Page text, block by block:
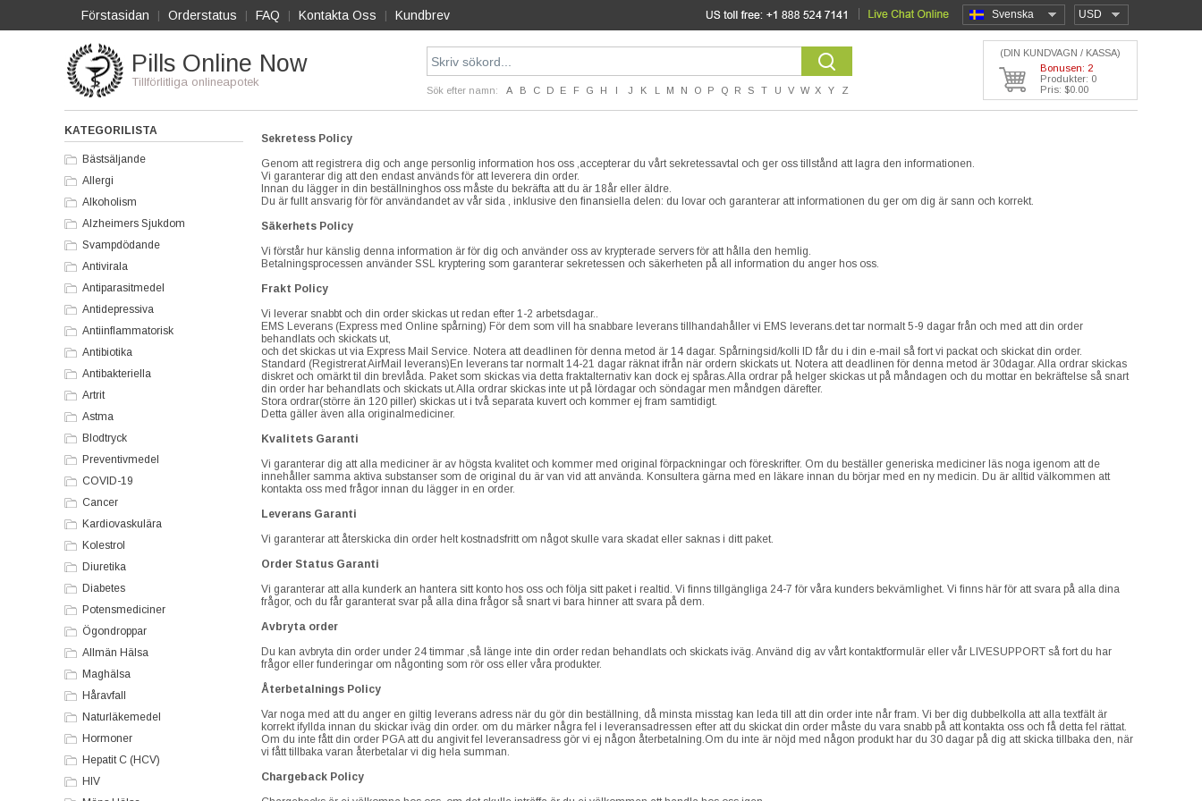
Förstasidan Orderstatus FAQ Kontakta Oss Kundbrev USD
Svenska
Pills Online Now
Tillförlitliga onlineapotek
Sök efter namn: A B C D E F G H I J K L M N O P Q R S T U V W X Y Z
(DIN KUNDVAGN / KASSA)
Bonusen: 2
Produkter: 0
Pris: $0.00
KATEGORILISTA
Bästsäljande
Allergi
Alkoholism
Alzheimers Sjukdom
Svampdödande
Antivirala
Antiparasitmedel
Antidepressiva
Antiinflammatorisk
Antibiotika
Antibakteriella
Artrit
Astma
Blodtryck
Preventivmedel
COVID-19
Cancer
Kardiovaskulära
Kolestrol
Diuretika
Diabetes
Potensmediciner
Ögondroppar
Allmän Hälsa
Maghälsa
Håravfall
Naturläkemedel
Hormoner
Hepatit C (HCV)
HIV
Sekretess Policy
Genom att registrera dig och ange personlig information hos oss ,accepterar du vårt sekretessavtal och ger oss tillstånd att lagra den informationen.
Vi garanterar dig att den endast används för att leverera din order.
Innan du lägger in din beställninghos oss måste du bekräfta att du är 18år eller äldre.
Du är fullt ansvarig för för användandet av vår sida , inklusive den finansiella delen: du lovar och garanterar att informationen du ger om dig är sann och korrekt.
Säkerhets Policy
Vi förstår hur känslig denna information är för dig och använder oss av krypterade servers för att hålla den hemlig.
Betalningsprocessen använder SSL kryptering som garanterar sekretessen och säkerheten på all information du anger hos oss.
Frakt Policy
Vi leverar snabbt och din order skickas ut redan efter 1-2 arbetsdagar..
EMS Leverans (Express med Online spårning) För dem som vill ha snabbare leverans tillhandahåller vi EMS leverans.det tar normalt 5-9 dagar från och med att din order
behandlats och skickats ut,
och det skickas ut via Express Mail Service. Notera att deadlinen för denna metod är 14 dagar. Spårningsid/kolli ID får du i din e-mail så fort vi packat och skickat din order.
Standard (Registrerat AirMail leverans)En leverans tar normalt 14-21 dagar räknat ifrån när ordern skickats ut. Notera att deadlinen för denna metod är 30dagar. Alla ordrar skickas
diskret och omärkt til din brevlåda. Paket som skickas via detta fraktalternativ kan dock ej spåras.Alla ordrar på helger skickas ut på måndagen och du mottar en bekräftelse så snart
din order har behandlats och skickats ut.Alla ordrar skickas inte ut på lördagar och söndagar men måndgen därefter.
Stora ordrar(större än 120 piller) skickas ut i två separata kuvert och kommer ej fram samtidigt.
Detta gäller även alla originalmediciner.
Kvalitets Garanti
Vi garanterar dig att alla mediciner är av högsta kvalitet och kommer med original förpackningar och föreskrifter. Om du beställer generiska mediciner läs noga igenom att de
innehåller samma aktiva substanser som de original du är van vid att använda. Konsultera gärna med en läkare innan du börjar med en ny medicin. Du är alltid välkommen att
kontakta oss med frågor innan du lägger in en order.
Leverans Garanti
Vi garanterar att återskicka din order helt kostnadsfritt om något skulle vara skadat eller saknas i ditt paket.
Order Status Garanti
Vi garanterar att alla kunderk an hantera sitt konto hos oss och följa sitt paket i realtid. Vi finns tillgängliga 24-7 för våra kunders bekvämlighet. Vi finns här för att svara på alla dina
frågor, och du får garanterat svar på alla dina frågor så snart vi bara hinner att svara på dem.
Avbryta order
Du kan avbryta din order under 24 timmar ,så länge inte din order redan behandlats och skickats iväg. Använd dig av vårt kontaktformulär eller vår LIVESUPPORT så fort du har
frågor eller funderingar om någonting som rör oss eller våra produkter.
Återbetalnings Policy
Var noga med att du anger en giltig leverans adress när du gör din beställning, då minsta misstag kan leda till att din order inte når fram. Vi ber dig dubbelkolla att alla textfält är
korrekt ifyllda innan du skickar iväg din order. om du märker några fel i leveransadressen efter att du skickat din order måste du vara snabb på att kontakta oss och få detta fel rättat.
Om du inte fått din order PGA att du angivit fel leveransadress gör vi ej någon återbetalning.Om du inte är nöjd med någon produkt har du 30 dagar på dig att skicka tillbaka den, när
vi fått tillbaka varan återbetalar vi dig hela summan.
Chargeback Policy